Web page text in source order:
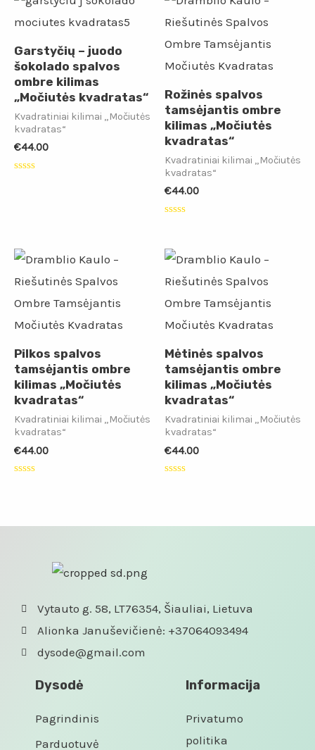
Garstyčių – juodo
šokolado spalvos
ombre kilimas
„Močiutės kvadratas“
Kvadratiniai kilimai „Močiutės
kvadratas“
€44.00
Rožinės spalvos
tamsėjantis ombre
kilimas „Močiutės
kvadratas“
Kvadratiniai kilimai „Močiutės
kvadratas“
€44.00
5
Pilkos spalvos
tamsėjantis ombre
kilimas „Močiutės
kvadratas“
Kvadratiniai kilimai „Močiutės
kvadratas“
€44.00
Mėtinės spalvos
tamsėjantis ombre
kilimas „Močiutės
kvadratas“
Kvadratiniai kilimai „Močiutės
kvadratas“
€44.00
Vytauto g. 58, LT76354, Šiauliai, Lietuva
Alionka Januševičienė: +37064093494
dysode@gmail.com
Dysodė
Pagrindinis
Parduotuvė
Informacija
Privatumo
politika